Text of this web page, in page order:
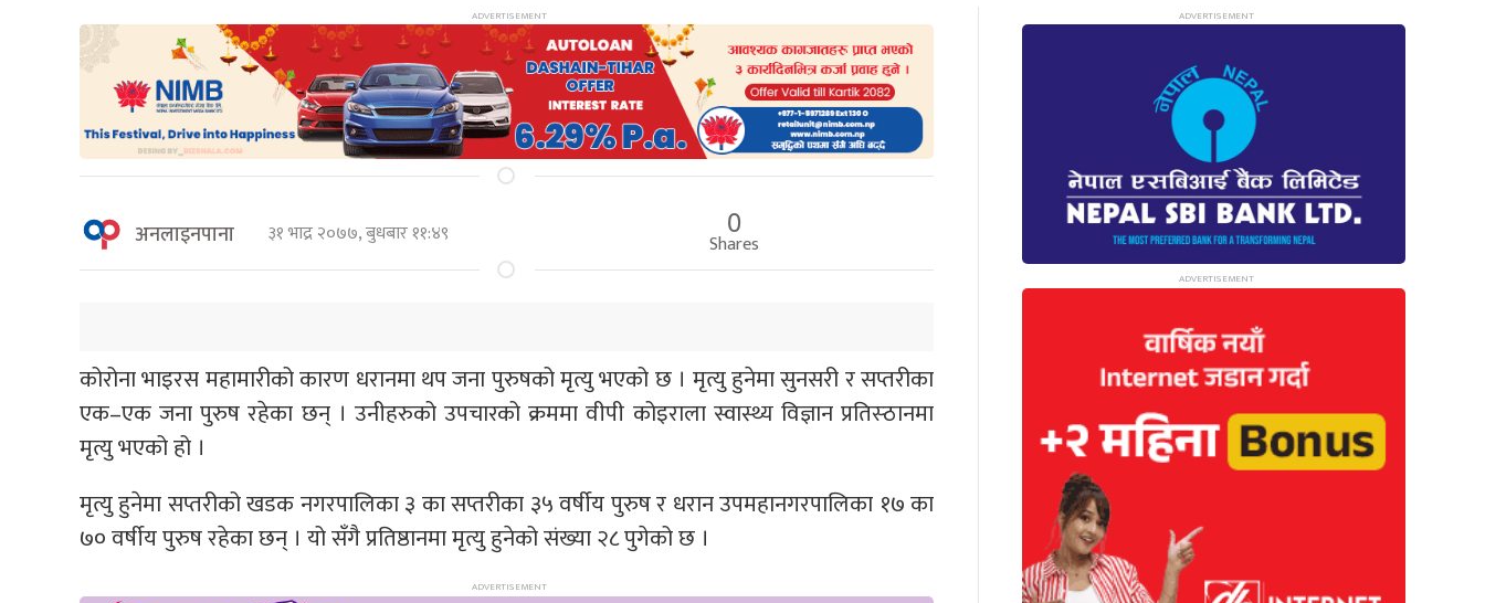
अनलाइनपाना ३१ भाद्र २०७७, बुधबार ११:४९ 0
Shares
कोरोना भाइरस महामारीको कारण धरानमा थप जना पुरुषको मृत्यु भएको छ । मृत्यु हुनेमा सुनसरी र सप्तरीका
एक–एक जना पुरुष रहेका छन् । उनीहरुको उपचारको क्रममा वीपी कोइराला स्वास्थ्य विज्ञान प्रतिस्ठानमा
मृत्यु भएको हो ।
मृत्यु हुनेमा सप्तरीको खडक नगरपालिका ३ का सप्तरीका ३५ वर्षीय पुरुष र धरान उपमहानगरपालिका १७ का
७० वर्षीय पुरुष रहेका छन् । यो सँगै प्रतिष्ठानमा मृत्यु हुनेको संख्या २८ पुगेको छ ।